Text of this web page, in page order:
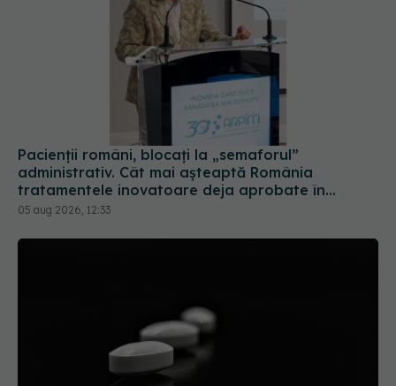
Pacienții români, blocați la „semaforul”
administrativ. Cât mai așteaptă România
tratamentele inovatoare deja aprobate în
Europa
05 aug 2026, 12:33